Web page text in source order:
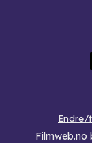
Endre/
Filmweb.no